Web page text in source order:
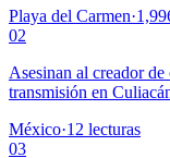
Playa del Carmen·
02
Asesinan al creador
transmisión en
México·12 lecturas
03